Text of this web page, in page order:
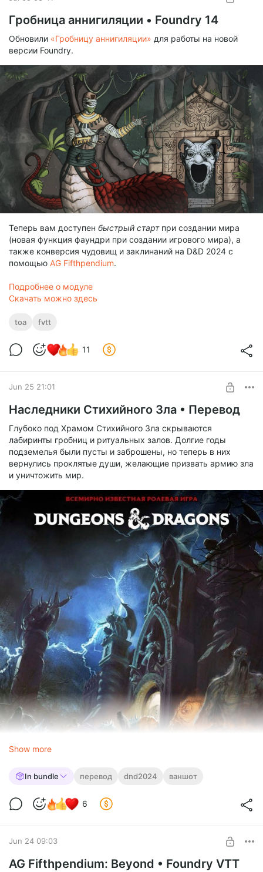
Гробница аннигиляции • Foundry 14
Обновили «Гробницу аннигиляции» для работы на новой
версии Foundry.
Теперь вам доступен быстрый стартпри создании мира
(новая функция фаундри при создании игрового мира), а
также конверсия чудовищ и заклинаний на D&D 2024 с
помощью AG Fifthpendium.
Подробнее о модуле
Скачать можно здесь
toa fvtt
11
Jun 25 21:01
Наследники Стихийного Зла • Перевод
Глубоко под Храмом Стихийного Зла скрываются
лабиринты гробниц и ритуальных залов. Долгие годы
подземелья были пусты и заброшены, но теперь в них
вернулись проклятые души, желающие призвать армию зла
и уничтожить мир.
программу празднования 50-летия Dungeons & Dragons.
Show more
In bundle перевод dnd2024 ваншот
6
Jun 24 09:03
AG Fifthpendium: Beyond • Foundry VTT